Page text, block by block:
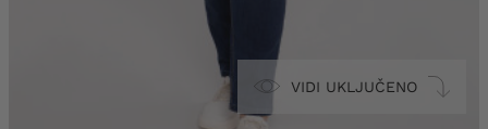
VIDI UKLJUČENO